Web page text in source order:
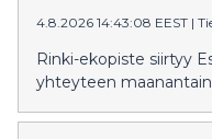
4.8.2026 14:43:08 EEST |
Rinki-ekopiste siirtyy
yhteyteen